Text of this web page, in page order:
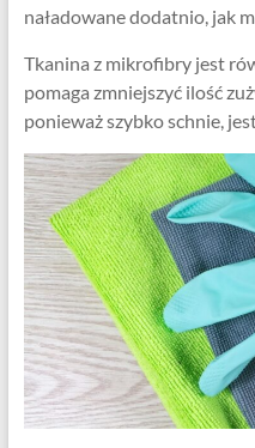
naładowane dodatnio, jak
Tkanina z mikrofibry jest
pomaga zmniejszyć ilość
ponieważ szybko schnie,